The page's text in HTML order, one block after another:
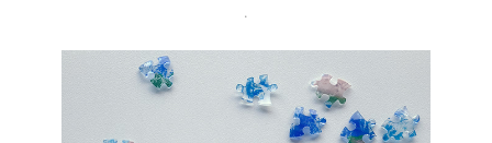
.